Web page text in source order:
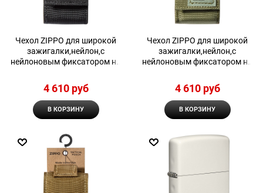
Чехол ZIPPO для широкой
зажигалки,нейлон,с
нейлоновым фиксатором на
4 610 руб
В КОРЗИНУ
Чехол ZIPPO для широкой
зажигалки,нейлон,с
нейлоновым фиксатором на
4 610 руб
В КОРЗИНУ